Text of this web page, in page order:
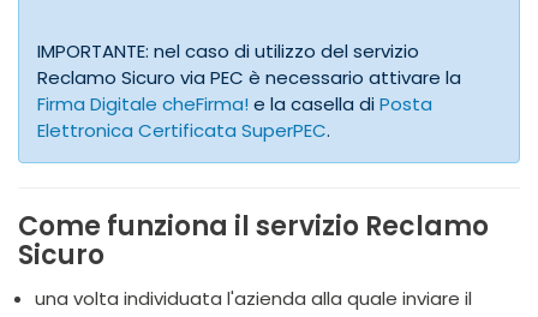
IMPORTANTE: nel caso di utilizzo del servizio
Reclamo Sicuro via PEC è necessario attivare la
Firma Digitale cheFirma! e la casella di Posta
Elettronica Certificata SuperPEC.
Come funziona il servizio Reclamo
Sicuro
una volta individuata l'azienda alla quale inviare il